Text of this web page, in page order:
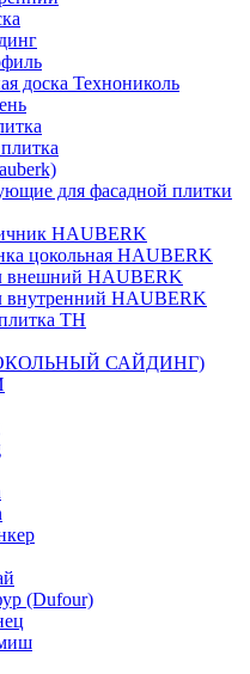
доска Технониколь
для фасадной плитки
HAUBERK
цокольная HAUBERK
внешний HAUBERK
внутренний HAUBERK
ТН
САЙДИНГ)
(Dufour)